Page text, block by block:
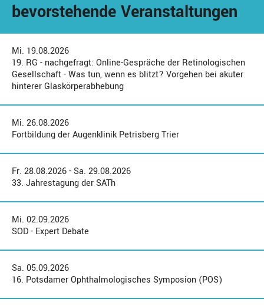
bevorstehende Veranstaltungen
Mi. 19.08.2026
19. RG - nachgefragt: Online-Gespräche der Retinologischen
Gesellschaft - Was tun, wenn es blitzt? Vorgehen bei akuter
hinterer Glaskörperabhebung
Mi. 26.08.2026
Fortbildung der Augenklinik Petrisberg Trier
Fr. 28.08.2026 - Sa. 29.08.2026
33. Jahrestagung der SATh
Mi. 02.09.2026
SOD - Expert Debate
Sa. 05.09.2026
16. Potsdamer Ophthalmologisches Symposion (POS)